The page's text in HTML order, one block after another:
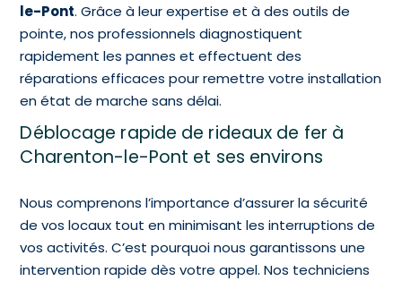
le-Pont. Grâce à leur expertise et à des outils de
pointe, nos professionnels diagnostiquent
rapidement les pannes et effectuent des
réparations efficaces pour remettre votre installation
en état de marche sans délai.
Déblocage rapide de rideaux de fer à
Charenton-le-Pont et ses environs
Nous comprenons l’importance d’assurer la sécurité
de vos locaux tout en minimisant les interruptions de
vos activités. C’est pourquoi nous garantissons une
intervention rapide dès votre appel. Nos techniciens